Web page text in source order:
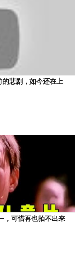
的悲剧，如今还在上
，可惜再也拍不出来